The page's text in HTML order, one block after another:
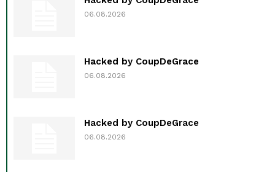
06.08.2026
Hacked by CoupDeGrace
06.08.2026
Hacked by CoupDeGrace
06.08.2026